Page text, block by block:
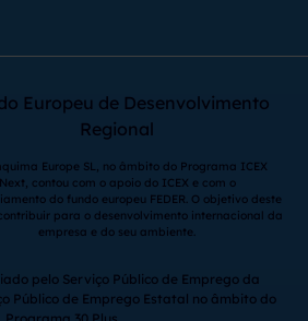
Europeu de Desenvolvimento
Regional
Europe SL, no âmbito do Programa ICEX
Next, contou com o apoio do ICEX e com o
do fundo europeu FEDER. O objetivo deste
para o desenvolvimento internacional da
empresa e do seu ambiente.
pelo Serviço Público de Emprego da
Público de Emprego Estatal no âmbito do